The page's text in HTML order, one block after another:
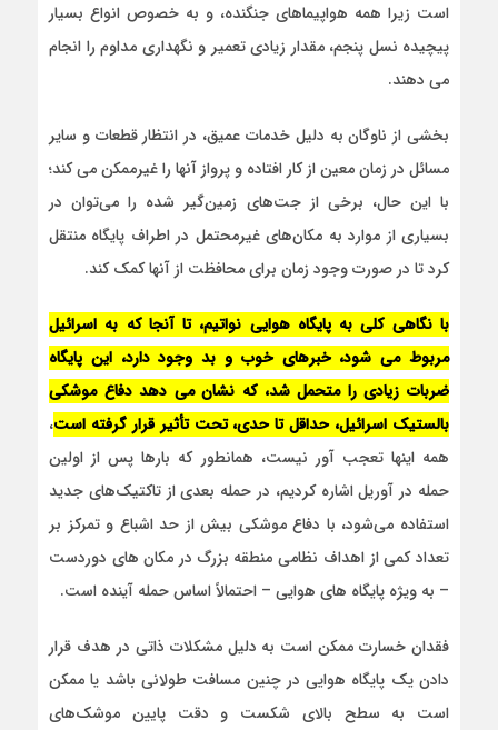
است زیرا همه هواپیماهای جنگنده، و به خصوص انواع بسیار
پیچیده نسل پنجم، مقدار زیادی تعمیر و نگهداری مداوم را انجام
می دهند.
بخشی از ناوگان به دلیل خدمات عمیق، در انتظار قطعات و سایر
مسائل در زمان معین از کار افتاده و پرواز آنها را غیرممکن می کند؛
با این حال، برخی از جت‌های زمین‌گیر شده را می‌توان در
بسیاری از موارد به مکان‌های غیرمحتمل در اطراف پایگاه منتقل
کرد تا در صورت وجود زمان برای محافظت از آنها کمک کند.
با نگاهی کلی به پایگاه هوایی نواتیم، تا آنجا که به اسرائیل
مربوط می شود، خبرهای خوب و بد وجود دارد، این پایگاه
ضربات زیادی را متحمل شد، که نشان می دهد دفاع موشکی
بالستیک اسرائیل، حداقل تا حدی، تحت تأثیر قرار گرفته است،
همه اینها تعجب آور نیست، همانطور که بارها پس از اولین
حمله در آوریل اشاره کردیم، در حمله بعدی از تاکتیک‌های جدید
استفاده می‌شود، با دفاع موشکی بیش از حد اشباع و تمرکز بر
تعداد کمی از اهداف نظامی منطقه بزرگ در مکان های دوردست
– به ویژه پایگاه های هوایی – احتمالاً اساس حمله آینده است.
فقدان خسارت ممکن است به دلیل مشکلات ذاتی در هدف قرار
دادن یک پایگاه هوایی در چنین مسافت طولانی باشد یا ممکن
است به سطح بالای شکست و دقت پایین موشک‌های